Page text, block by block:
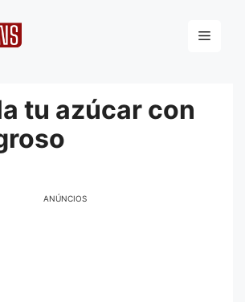
Menu
tu azúcar con
ANÚNCIOS